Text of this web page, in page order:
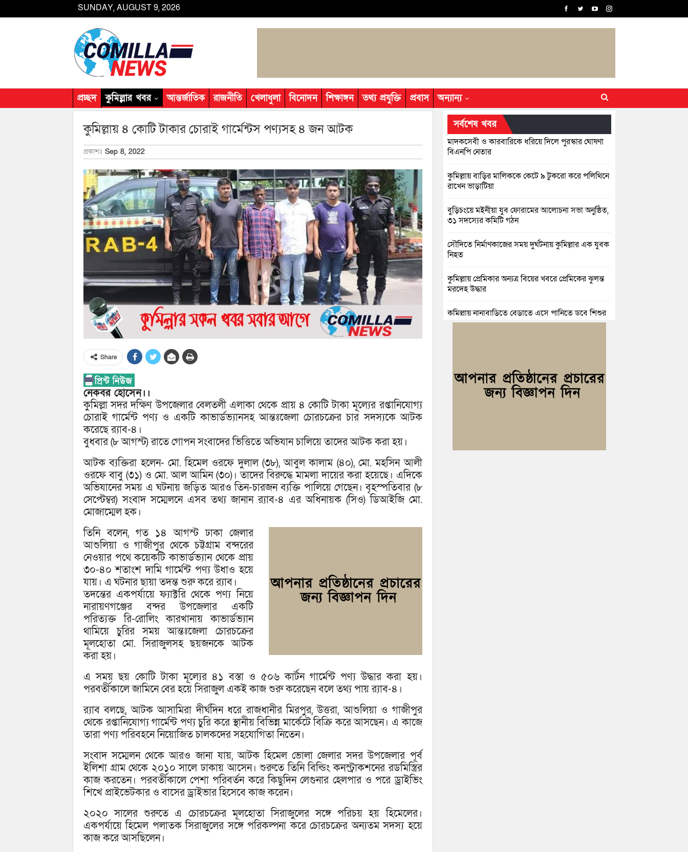
SUNDAY, AUGUST 9, 2026
প্রচ্ছদ কুমিল্লার খবর আন্তর্জাতিক রাজনীতি খেলাধুলা বিনোদন শিক্ষাঙ্গন তথ্য প্রযুক্তি প্রবাস অন্যান্য
কুমিল্লায় ৪ কোটি টাকার চোরাই গার্মেন্টস পণ্যসহ ৪ জন আটক
প্রকাশঃ Sep 8, 2022
Share
নেকবর হোসেন।।
কুমিল্লা সদর দক্ষিণ উপজেলার বেলতলী এলাকা থেকে প্রায় ৪ কোটি টাকা মূল্যের রপ্তানিযোগ্য
চোরাই গার্মেন্ট পণ্য ও একটি কাভার্ডভ্যানসহ আন্তঃজেলা চোরচক্রের চার সদস্যকে আটক
করেছে র‌্যাব-৪।
বুধবার (৮ আগস্ট) রাতে গোপন সংবাদের ভিত্তিতে অভিযান চালিয়ে তাদের আটক করা হয়।
আটক ব্যক্তিরা হলেন- মো. হিমেল ওরফে দুলাল (৩৮), আবুল কালাম (৪০), মো. মহসিন আলী
ওরফে বাবু (৩১) ও মো. আল আমিন (৩০)। তাদের বিরুদ্ধে মামলা দায়ের করা হয়েছে। এদিকে
অভিযানের সময় এ ঘটনায় জড়িত আরও তিন-চারজন ব্যক্তি পালিয়ে গেছেন। বৃহস্পতিবার (৮
সেপ্টেম্বর) সংবাদ সম্মেলনে এসব তথ্য জানান র‌্যাব-৪ এর অধিনায়ক (সিও) ডিআইজি মো.
মোজাম্মেল হক।
তিনি বলেন, গত ১৪ আগস্ট ঢাকা জেলার
আশুলিয়া ও গাজীপুর থেকে চট্টগ্রাম বন্দরের
নেওয়ার পথে কয়েকটি কাভার্ডভ্যান থেকে প্রায়
৩০-৪০ শতাংশ দামি গার্মেন্ট পণ্য উধাও হয়ে
যায়। এ ঘটনার ছায়া তদন্ত শুরু করে র‌্যাব।
তদন্তের একপর্যায়ে ফ্যাক্টরি থেকে পণ্য নিয়ে
নারায়ণগঞ্জের বন্দর উপজেলার একটি
পরিত্যক্ত রি-রোলিং কারখানায় কাভার্ডভ্যান
থামিয়ে চুরির সময় আন্তঃজেলা চোরচক্রের
মূলহোতা মো. সিরাজুলসহ ছয়জনকে আটক
করা হয়।
এ সময় ছয় কোটি টাকা মূল্যের ৪১ বস্তা ও ৫০৬ কার্টন গার্মেন্ট পণ্য উদ্ধার করা হয়।
পরবর্তীকালে জামিনে বের হয়ে সিরাজুল একই কাজ শুরু করেছেন বলে তথ্য পায় র‌্যাব-৪।
র‌্যাব বলছে, আটক আসামিরা দীর্ঘদিন ধরে রাজধানীর মিরপুর, উত্তরা, আশুলিয়া ও গাজীপুর
থেকে রপ্তানিযোগ্য গার্মেন্ট পণ্য চুরি করে স্থানীয় বিভিন্ন মার্কেটে বিক্রি করে আসছেন। এ কাজে
তারা পণ্য পরিবহনে নিয়োজিত চালকদের সহযোগিতা নিতেন।
সংবাদ সম্মেলন থেকে আরও জানা যায়, আটক হিমেল ভোলা জেলার সদর উপজেলার পূর্ব
ইলিশা গ্রাম থেকে ২০১০ সালে ঢাকায় আসেন। শুরুতে তিনি বিল্ডিং কনস্ট্রাকশনের রডমিস্ত্রির
কাজ করতেন। পরবর্তীকালে পেশা পরিবর্তন করে কিছুদিন লেগুনার হেলপার ও পরে ড্রাইভিং
শিখে প্রাইভেটকার ও বাসের ড্রাইভার হিসেবে কাজ করেন।
২০২০ সালের শুরুতে এ চোরচক্রের মূলহোতা সিরাজুলের সঙ্গে পরিচয় হয় হিমেলের।
একপর্যায়ে হিমেল পলাতক সিরাজুলের সঙ্গে পরিকল্পনা করে চোরচক্রের অন্যতম সদস্য হয়ে
কাজ করে আসছিলেন।
সর্বশেষ খবর
মাদকসেবী ও কারবারিকে ধরিয়ে দিলে পুরস্কার ঘোষণা
বিএনপি নেতার
কুমিল্লায় বাড়ির মালিককে কেটে ৯ টুকরো করে পলিথিনে
রাখেন ভাড়াটিয়া
বুড়িচংয়ে মইনীয়া যুব ফোরামের আলোচনা সভা অনুষ্ঠিত,
৩১ সদস্যের কমিটি গঠন
সৌদিতে নির্মাণকাজের সময় দুর্ঘটনায় কুমিল্লার এক যুবক
নিহত
কুমিল্লায় প্রেমিকার অন্যত্র বিয়ের খবরে প্রেমিকের ঝুলন্ত
মরদেহ উদ্ধার
কুমিল্লায় নানাবাড়িতে বেড়াতে এসে পানিতে ডুবে শিশুর
মৃত্যু
কুমিল্লায় যৌতুকের টাকা না পেয়ে স্ত্রীকে পিটিয়ে হাত
ভাঙার অভিযোগ, স্বামী গ্রেপ্তার
বুড়িচংয়ে জাতীয় জুলাই গণঅভ্যুত্থান দিবস পালিত, র‍্যালি